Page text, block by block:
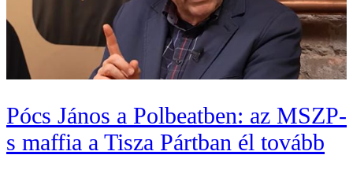
Pócs János a Polbeatben: az MSZP-
s maffia a Tisza Pártban él tovább